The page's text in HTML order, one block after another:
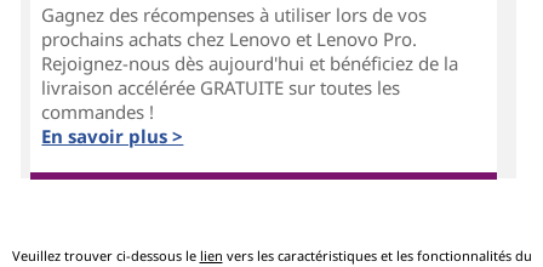
Gagnez des récompenses à utiliser lors de vos
prochains achats chez Lenovo et Lenovo Pro.
Rejoignez-nous dès aujourd'hui et bénéficiez de la
livraison accélérée GRATUITE sur toutes les
commandes !
En savoir plus >
Veuillez trouver ci-dessous le lien vers les caractéristiques et les fonctionnalités du